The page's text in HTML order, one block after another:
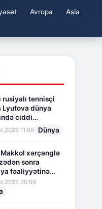
Avropa
Asia
rusiyalı tennisçi
Lyutova dünya
ciddi
imza atdı
11:06 Dünya
xərçənglə
sonra
fəaliyyətinə
00:59